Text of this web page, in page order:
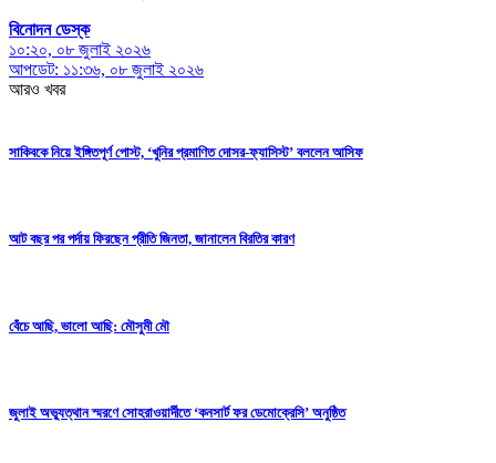
বিনোদন ডেস্ক
১০:২০, ০৮ জুলাই ২০২৬
আপডেট: ১১:৩৬, ০৮ জুলাই ২০২৬
আরও খবর
সাকিবকে নিয়ে ইঙ্গিতপূর্ণ পোস্ট, ‘খুনির প্রমাণিত দোসর-ফ্যাসিস্ট’ বললেন আসিফ
আট বছর পর পর্দায় ফিরছেন প্রীতি জিনতা, জানালেন বিরতির কারণ
বেঁচে আছি, ভালো আছি: মৌসুমী মৌ
জুলাই অভ্যুত্থান স্মরণে সোহরাওয়ার্দীতে ‘কনসার্ট ফর ডেমোক্রেসি’ অনুষ্ঠিত